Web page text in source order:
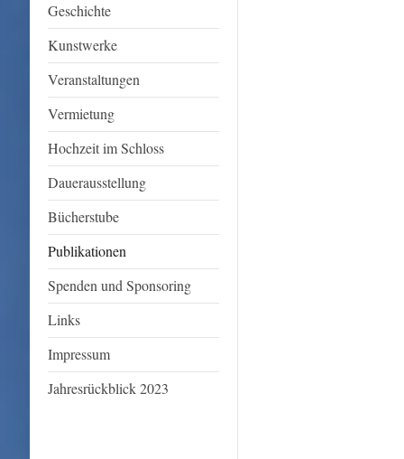
Geschichte
Kunstwerke
Veranstaltungen
Vermietung
Hochzeit im Schloss
Dauerausstellung
Bücherstube
Publikationen
Spenden und Sponsoring
Links
Impressum
Jahresrückblick 2023